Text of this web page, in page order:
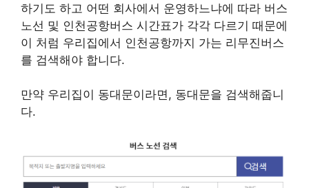
하기도 하고 어떤 회사에서 운영하느냐에 따라 버스
노선 및 인천공항버스 시간표가 각각 다르기 때문에
이 처럼 우리집에서 인천공항까지 가는 리무진버스
를 검색해야 합니다.
만약 우리집이 동대문이라면, 동대문을 검색해줍니
다.